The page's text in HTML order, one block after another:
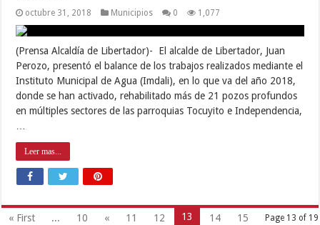
octubre 31, 2018 Municipios 0 1,077
(Prensa Alcaldía de Libertador)- El alcalde de Libertador, Juan
Perozo, presentó el balance de los trabajos realizados mediante el
Instituto Municipal de Agua (Imdali), en lo que va del año 2018,
donde se han activado, rehabilitado más de 21 pozos profundos
en múltiples sectores de las parroquias Tocuyito e Independencia,
Leer mas...
Page 13 of 19
« First ... 10 « 11 12 13 14
15